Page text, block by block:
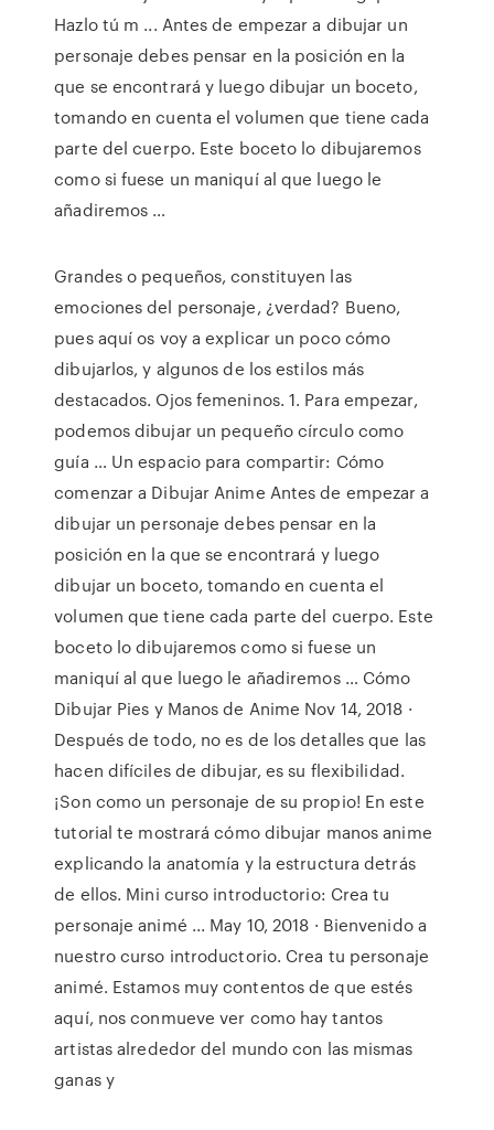
Hazlo tú m ... Antes de empezar a dibujar un
personaje debes pensar en la posición en la
que se encontrará y luego dibujar un boceto,
tomando en cuenta el volumen que tiene cada
parte del cuerpo. Este boceto lo dibujaremos
como si fuese un maniquí al que luego le
añadiremos …
Grandes o pequeños, constituyen las
emociones del personaje, ¿verdad? Bueno,
pues aquí os voy a explicar un poco cómo
dibujarlos, y algunos de los estilos más
destacados. Ojos femeninos. 1. Para empezar,
podemos dibujar un pequeño círculo como
guía … Un espacio para compartir: Cómo
comenzar a Dibujar Anime Antes de empezar a
dibujar un personaje debes pensar en la
posición en la que se encontrará y luego
dibujar un boceto, tomando en cuenta el
volumen que tiene cada parte del cuerpo. Este
boceto lo dibujaremos como si fuese un
maniquí al que luego le añadiremos … Cómo
Dibujar Pies y Manos de Anime Nov 14, 2018 ·
Después de todo, no es de los detalles que las
hacen difíciles de dibujar, es su flexibilidad.
¡Son como un personaje de su propio! En este
tutorial te mostrará cómo dibujar manos anime
explicando la anatomía y la estructura detrás
de ellos. Mini curso introductorio: Crea tu
personaje animé ... May 10, 2018 · Bienvenido a
nuestro curso introductorio. Crea tu personaje
animé. Estamos muy contentos de que estés
aquí, nos conmueve ver como hay tantos
artistas alrededor del mundo con las mismas
ganas y